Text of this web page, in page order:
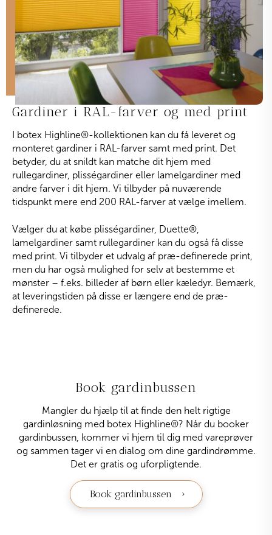
Gardiner i RAL-farver og med print
I botex Highline®-kollektionen kan du få leveret og
monteret gardiner i RAL-farver samt med print. Det
betyder, du at snildt kan matche dit hjem med
rullegardiner, plisségardiner eller lamelgardiner med
andre farver i dit hjem. Vi tilbyder på nuværende
tidspunkt mere end 200 RAL-farver at vælge imellem.
Vælger du at købe plisségardiner, Duette®
lamelgardiner samt rullegardiner kan du også få disse
med print. Vi tilbyder et udvalg af præ-definerede print,
men du har også mulighed for selv at bestemme et
mønster – f.eks. billeder af børn eller kæledyr. Bemærk,
at leveringstiden på disse er længere end de præ-
definerede.
Book gardinbussen
Mangler du hjælp til at finde den helt rigtige
gardinløsning med botex Highline®? Når du booker
gardinbussen, kommer vi hjem til dig med vareprøver
og sammen tager vi en dialog om dine gardindrømme.
Det er gratis og uforpligtende.
Book gardinbussen